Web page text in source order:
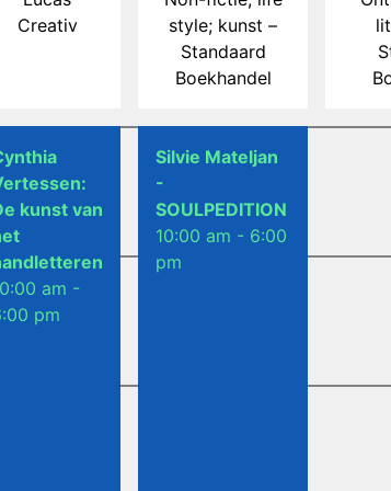
Silvie Mateljan
-
SOULPEDITION
10:00 am - 6:00
pm
kunst van
am -
pm
Creativ
style; kunst –
Standaard
Boekhandel